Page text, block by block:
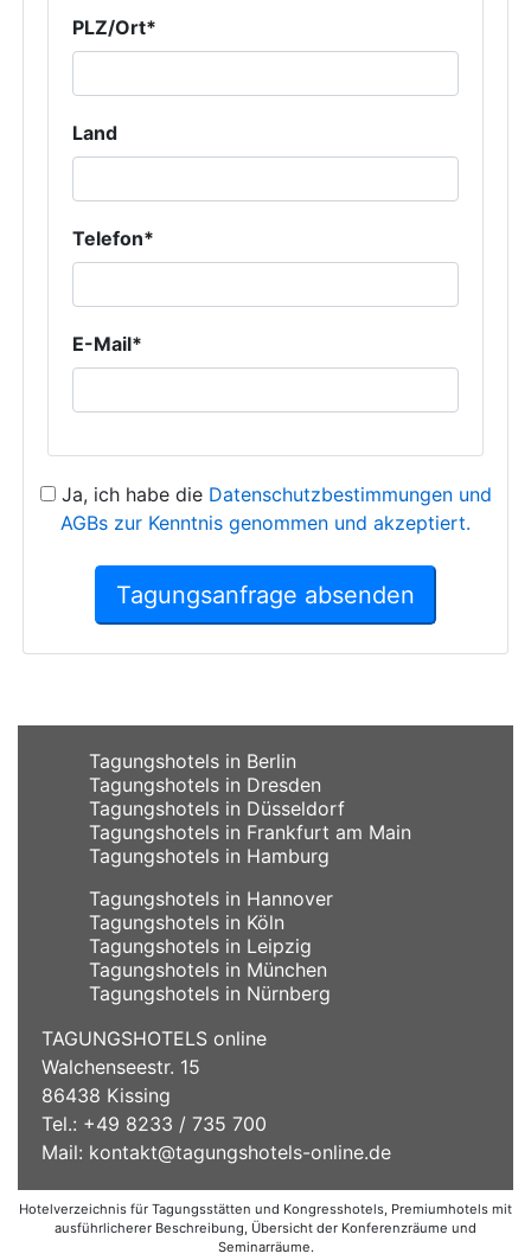
PLZ/Ort*
Land
Telefon*
E-Mail*
Ja, ich habe die Datenschutzbestimmungen und
AGBs zur Kenntnis genommen und akzeptiert.
Tagungsanfrage absenden
Tagungshotels in Berlin
Tagungshotels in Dresden
Tagungshotels in Düsseldorf
Tagungshotels in Frankfurt am Main
Tagungshotels in Hamburg
Tagungshotels in Hannover
Tagungshotels in Köln
Tagungshotels in Leipzig
Tagungshotels in München
Tagungshotels in Nürnberg
TAGUNGSHOTELS online
Walchenseestr. 15
86438 Kissing
Tel.: +49 8233 / 735 700
Mail: kontakt@tagungshotels-online.de
Hotelverzeichnis für Tagungsstätten und Kongresshotels, Premiumhotels mit
ausführlicherer Beschreibung, Übersicht der Konferenzräume und
Seminarräume.